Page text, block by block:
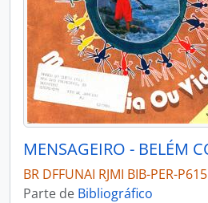
BR DFFUNAI RJMI BIB-PER-P615
Parte de Bibliográfico